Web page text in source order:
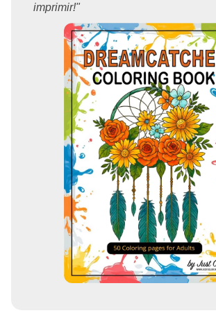
imprimir!"